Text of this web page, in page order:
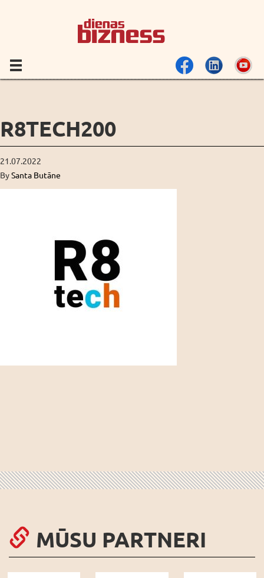
R8TECH200
21.07.2022
BySanta Butāne
MŪSU PARTNERI